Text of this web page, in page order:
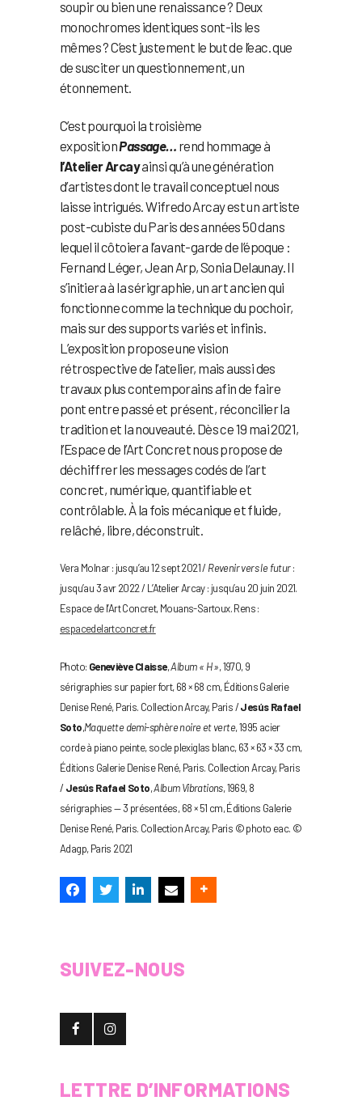
soupir ou bien une renaissance ? Deux
monochromes identiques sont-ils les
mêmes ? C’est justement le but de l’eac. que
de susciter un questionnement, un
étonnement.
C’est pourquoi la troisième
expositionPassage… rend hommage à
l’Atelier Arcayainsi qu’à une génération
d’artistes dont le travail conceptuel nous
laisse intrigués. Wifredo Arcay est un artiste
post-cubiste du Paris des années 50 dans
lequel il côtoiera l’avant-garde de l’époque :
Fernand Léger, Jean Arp, Sonia Delaunay. Il
s’initiera à la sérigraphie, un art ancien qui
fonctionne comme la technique du pochoir,
mais sur des supports variés et infinis.
L’exposition propose une vision
rétrospective de l’atelier, mais aussi des
travaux plus contemporains afin de faire
pont entre passé et présent, réconcilier la
tradition et la nouveauté. Dès ce 19 mai 2021,
l’Espace de l’Art Concret nous propose de
déchiffrer les messages codés de l’art
concret, numérique, quantifiable et
contrôlable. À la fois mécanique et fluide,
relâché, libre, déconstruit.
Vera Molnar : jusqu’au 12 sept 2021 /Revenir vers le futur:
jusqu’au 3 avr 2022 / L’Atelier Arcay : jusqu’au 20 juin 2021.
Espace de l’Art Concret, Mouans-Sartoux. Rens :
espacedelartconcret.fr
Photo: Geneviève Claisse,Album « H », 1970, 9
sérigraphies sur papier fort, 68 × 68 cm, Éditions Galerie
Denise René, Paris. Collection Arcay, Paris /Jesús Rafael
Soto,Maquette demi-sphère noire et verte, 1995 acier
corde à piano peinte, socle plexiglas blanc, 63 × 63 × 33 cm,
Éditions Galerie Denise René, Paris. Collection Arcay, Paris
/Jesús Rafael Soto,Album Vibrations, 1969, 8
sérigraphies — 3 présentées, 68 × 51 cm, Éditions Galerie
Denise René, Paris. Collection Arcay, Paris © photo eac. ©
Adagp, Paris 2021
SUIVEZ-NOUS
LETTRE D’INFORMATIONS